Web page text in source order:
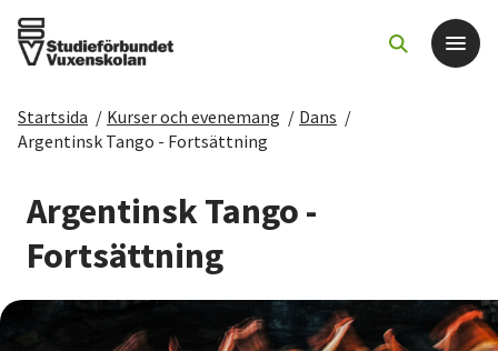
Det här gör vi
För dig som
Sök kurser och evenemang
Om SV
Startsida / Kurser och evenemang / Dans /
Argentinsk Tango - Fortsättning
Argentinsk Tango -
Fortsättning